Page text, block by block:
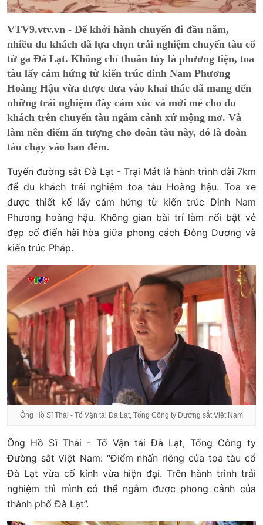
VTV9.vtv.vn - Để khởi hành chuyến đi đầu năm,
nhiều du khách đã lựa chọn trải nghiệm chuyến tàu cổ
từ ga Đà Lạt. Không chỉ thuần túy là phương tiện, toa
tàu lấy cảm hứng từ kiến trúc dinh Nam Phương
Hoàng Hậu vừa được đưa vào khai thác đã mang đến
những trải nghiệm đầy cảm xúc và mới mẻ cho du
khách trên chuyến tàu ngắm cảnh xứ mộng mơ. Và
làm nên điểm ấn tượng cho đoàn tàu này, đó là đoàn
tàu chạy vào ban đêm.
Tuyến đường sắt Đà Lạt - Trại Mát là hành trình dài 7km
để du khách trải nghiệm toa tàu Hoàng hậu. Toa xe
được thiết kế lấy cảm hứng từ kiến trúc Dinh Nam
Phương hoàng hậu. Không gian bài trí làm nổi bật vẻ
đẹp cổ điển hài hòa giữa phong cách Đông Dương và
kiến trúc Pháp.
Ông Hồ Sĩ Thái - Tổ Vận tải Đà Lạt, Tổng Công ty Đường sắt Việt Nam
Ông Hồ Sĩ Thái - Tổ Vận tải Đà Lạt, Tổng Công ty
Đường sắt Việt Nam: “Điểm nhấn riêng của toa tàu cổ
Đà Lạt vừa cổ kính vừa hiện đại. Trên hành trình trải
nghiệm thì mình có thể ngắm được phong cảnh của
thành phố Đà Lạt”.